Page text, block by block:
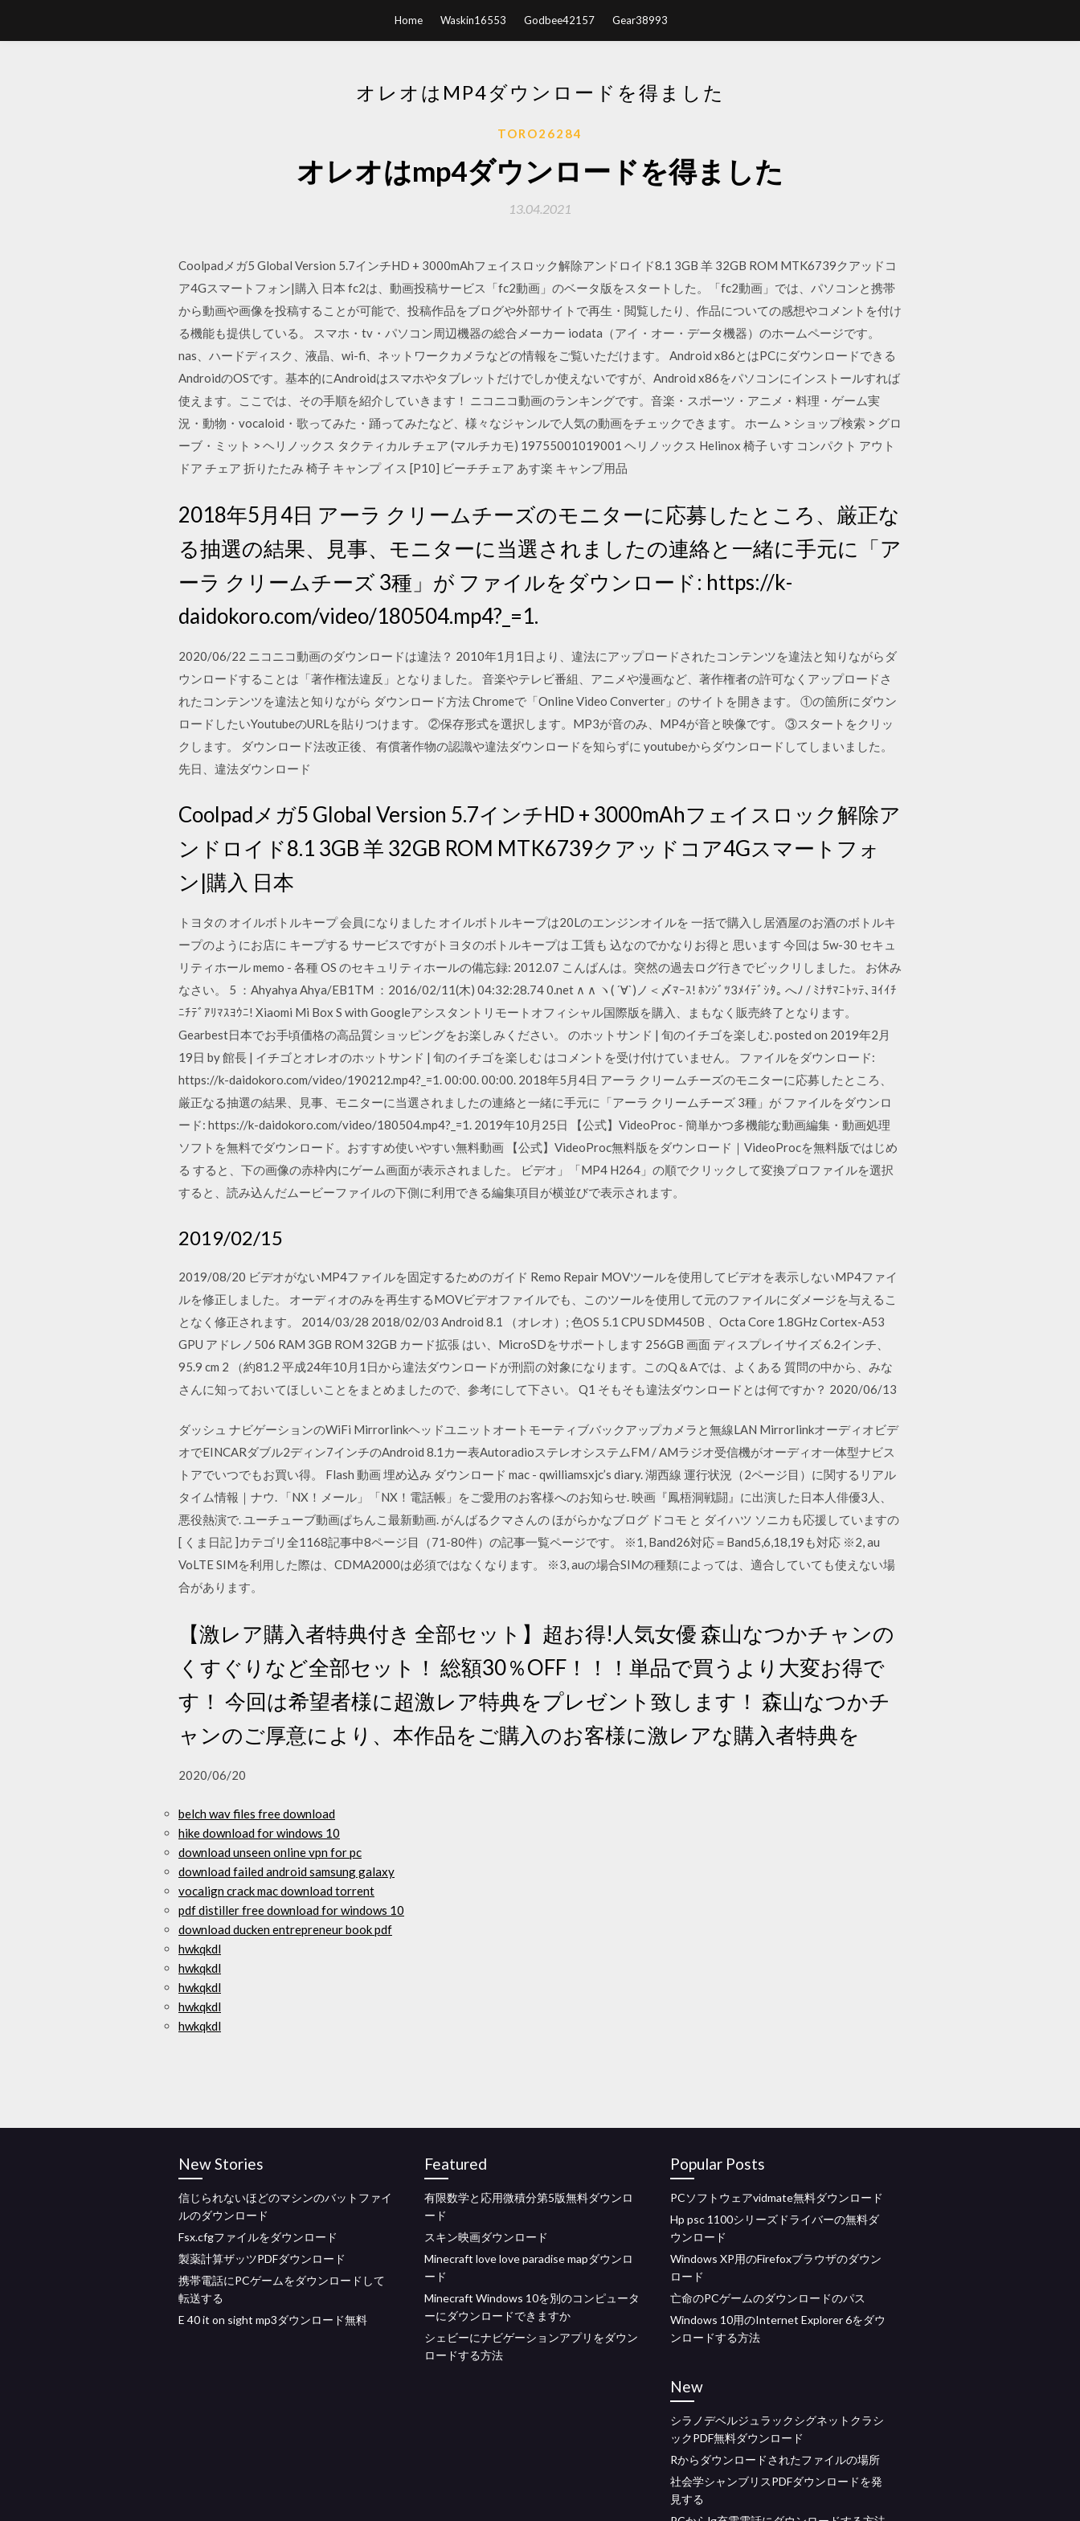
Home Waskin16553 Godbee42157 Gear38993
オレオはMP4ダウンロードを得ました
TORO26284
オレオはmp4ダウンロードを得ました
13.04.2021
Coolpadメガ5 Global Version 5.7インチHD + 3000mAhフェイスロック解除アンドロイド8.1 3GB 羊 32GB ROM MTK6739クアッドコ
ア4Gスマートフォン|購入 日本 fc2は、動画投稿サービス「fc2動画」のベータ版をスタートした。「fc2動画」では、パソコンと携帯
から動画や画像を投稿することが可能で、投稿作品をブログや外部サイトで再生・閲覧したり、作品についての感想やコメントを付け
る機能も提供している。 スマホ・tv・パソコン周辺機器の総合メーカー iodata（アイ・オー・データ機器）のホームページです。
nas、ハードディスク、液晶、wi-fi、ネットワークカメラなどの情報をご覧いただけます。 Android x86とはPCにダウンロードできる
AndroidのOSです。基本的にAndroidはスマホやタブレットだけでしか使えないですが、Android x86をパソコンにインストールすれば
使えます。ここでは、その手順を紹介していきます！ ニコニコ動画のランキングです。音楽・スポーツ・アニメ・料理・ゲーム実
況・動物・vocaloid・歌ってみた・踊ってみたなど、様々なジャンルで人気の動画をチェックできます。 ホーム > ショップ検索 > グロ
ーブ・ミット > ヘリノックス タクティカル チェア (マルチカモ) 19755001019001 ヘリノックス Helinox 椅子 いす コンパクト アウト
ドア チェア 折りたたみ 椅子 キャンプ イス [P10] ビーチチェア あす楽 キャンプ用品
2018年5月4日 アーラ クリームチーズのモニターに応募したところ、厳正な
る抽選の結果、見事、モニターに当選されましたの連絡と一緒に手元に「ア
ーラ クリームチーズ 3種」が ファイルをダウンロード: https://k-
daidokoro.com/video/180504.mp4?_=1.
2020/06/22 ニコニコ動画のダウンロードは違法？ 2010年1月1日より、違法にアップロードされたコンテンツを違法と知りながらダ
ウンロードすることは「著作権法違反」となりました。 音楽やテレビ番組、アニメや漫画など、著作権者の許可なくアップロードさ
れたコンテンツを違法と知りながら ダウンロード方法 Chromeで「Online Video Converter」のサイトを開きます。 ①の箇所にダウン
ロードしたいYoutubeのURLを貼りつけます。 ②保存形式を選択します。MP3が音のみ、MP4が音と映像です。 ③スタートをクリッ
クします。 ダウンロード法改正後、 有償著作物の認識や違法ダウンロードを知らずに youtubeからダウンロードしてしまいました。
先日、違法ダウンロード
Coolpadメガ5 Global Version 5.7インチHD + 3000mAhフェイスロック解除ア
ンドロイド8.1 3GB 羊 32GB ROM MTK6739クアッドコア4Gスマートフォ
ン|購入 日本
トヨタの オイルボトルキープ 会員になりました オイルボトルキープは20Lのエンジンオイルを 一括で購入し居酒屋のお酒のボトルキ
ープのようにお店に キープする サービスですがトヨタのボトルキープは 工賃も 込なのでかなりお得と 思います 今回は 5w-30 セキュ
リティホール memo - 各種 OS のセキュリティホールの備忘録: 2012.07 こんばんは。突然の過去ログ行きでビックリしました。 お休み
なさい。 5 ：Ahyahya Ahya/EB1TM ：2016/02/11(木) 04:32:28.74 0.net ∧ ∧ ヽ( ´∀`)ノ＜〆ﾏｰｽ! ﾎﾝｼﾞﾂ3ﾒｲﾃﾞｼﾀ｡ へﾉ / ﾐﾅｻﾏﾆﾄｯﾃ､ﾖｲｲﾁ
ﾆﾁﾃﾞｱﾘﾏｽﾖｳﾆ! Xiaomi Mi Box S with Googleアシスタントリモートオフィシャル国際版を購入、まもなく販売終了となります。
Gearbest日本でお手頃価格の高品質ショッピングをお楽しみください。 のホットサンド | 旬のイチゴを楽しむ. posted on 2019年2月
19日 by 館長 | イチゴとオレオのホットサンド | 旬のイチゴを楽しむ はコメントを受け付けていません。 ファイルをダウンロード:
https://k-daidokoro.com/video/190212.mp4?_=1. 00:00. 00:00. 2018年5月4日 アーラ クリームチーズのモニターに応募したところ、
厳正なる抽選の結果、見事、モニターに当選されましたの連絡と一緒に手元に「アーラ クリームチーズ 3種」が ファイルをダウンロ
ード: https://k-daidokoro.com/video/180504.mp4?_=1. 2019年10月25日 【公式】VideoProc - 簡単かつ多機能な動画編集・動画処理
ソフトを無料でダウンロード。おすすめ使いやすい無料動画 【公式】VideoProc無料版をダウンロード｜VideoProcを無料版ではじめ
る すると、下の画像の赤枠内にゲーム画面が表示されました。 ビデオ」「MP4 H264」の順でクリックして変換プロファイルを選択
すると、読み込んだムービーファイルの下側に利用できる編集項目が横並びで表示されます。
2019/02/15
2019/08/20 ビデオがないMP4ファイルを固定するためのガイド Remo Repair MOVツールを使用してビデオを表示しないMP4ファイ
ルを修正しました。 オーディオのみを再生するMOVビデオファイルでも、このツールを使用して元のファイルにダメージを与えるこ
となく修正されます。 2014/03/28 2018/02/03 Android 8.1 （オレオ）; 色OS 5.1 CPU SDM450B 、Octa Core 1.8GHz Cortex-A53
GPU アドレノ506 RAM 3GB ROM 32GB カード拡張 はい、MicroSDをサポートします 256GB 画面 ディスプレイサイズ 6.2インチ、
95.9 cm 2 （約81.2 平成24年10月1日から違法ダウンロードが刑罰の対象になります。このQ＆Aでは、よくある 質問の中から、みな
さんに知っておいてほしいことをまとめましたので、参考にして下さい。 Q1 そもそも違法ダウンロードとは何ですか？ 2020/06/13
ダッシュ ナビゲーションのWiFi Mirrorlinkヘッドユニットオートモーティブバックアップカメラと無線LAN Mirrorlinkオーディオビデ
オでEINCARダブル2ディン7インチのAndroid 8.1カー表AutoradioステレオシステムFM / AMラジオ受信機がオーディオ一体型ナビス
トアでいつでもお買い得。 Flash 動画 埋め込み ダウンロード mac - qwilliamsxjc’s diary. 湖西線 運行状況（2ページ目）に関するリアル
タイム情報｜ナウ. 「NX！メール」「NX！電話帳」をご愛用のお客様へのお知らせ. 映画『鳳梧洞戦闘』に出演した日本人俳優3人、
悪役熱演で. ユーチューブ動画ぱちんこ最新動画. がんばるクマさんの ほがらかなブログ ドコモ と ダイハツ ソニカも応援していますの
[ くま日記 ]カテゴリ全1168記事中8ページ目（71-80件）の記事一覧ページです。 ※1, Band26対応＝Band5,6,18,19も対応 ※2, au
VoLTE SIMを利用した際は、CDMA2000は必須ではなくなります。 ※3, auの場合SIMの種類によっては、適合していても使えない場
合があります。
【激レア購入者特典付き 全部セット】超お得!人気女優 森山なつかチャンの
くすぐりなど全部セット！ 総額30％OFF！！！単品で買うより大変お得で
す！ 今回は希望者様に超激レア特典をプレゼント致します！ 森山なつかチ
ャンのご厚意により、本作品をご購入のお客様に激レアな購入者特典を
2020/06/20
belch wav files free download
hike download for windows 10
download unseen online vpn for pc
download failed android samsung galaxy
vocalign crack mac download torrent
pdf distiller free download for windows 10
download ducken entrepreneur book pdf
hwkqkdl
hwkqkdl
hwkqkdl
hwkqkdl
hwkqkdl
New Stories
信じられないほどのマシンのバットファイ
ルのダウンロード
Fsx.cfgファイルをダウンロード
製薬計算ザッツPDFダウンロード
携帯電話にPCゲームをダウンロードして
転送する
E 40 it on sight mp3ダウンロード無料
Featured
有限数学と応用微積分第5版無料ダウンロ
ード
スキン映画ダウンロード
Minecraft love love paradise mapダウンロ
ード
Minecraft Windows 10を別のコンピュータ
ーにダウンロードできますか
シェビーにナビゲーションアプリをダウン
ロードする方法
Popular Posts
PCソフトウェアvidmate無料ダウンロード
Hp psc 1100シリーズドライバーの無料ダ
ウンロード
Windows XP用のFirefoxブラウザのダウン
ロード
亡命のPCゲームのダウンロードのパス
Windows 10用のInternet Explorer 6をダウ
ンロードする方法
New
シラノデベルジュラックシグネットクラシ
ックPDF無料ダウンロード
Rからダウンロードされたファイルの場所
社会学シャンブリスPDFダウンロードを発
見する